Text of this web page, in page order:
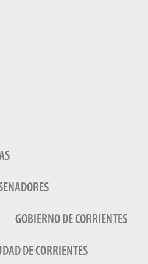
GOBIERNO DE CORRIENTES
DE CORRIENTES